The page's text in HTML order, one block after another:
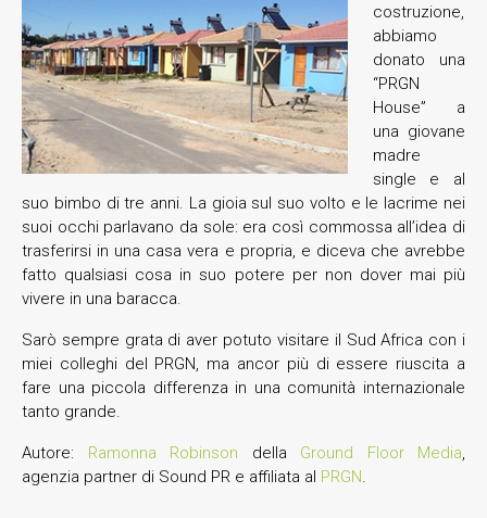
costruzione,
abbiamo
donato una
“PRGN
House” a
una giovane
madre
single e al
suo bimbo di tre anni. La gioia sul suo volto e le lacrime nei
suoi occhi parlavano da sole: era così commossa all’idea di
trasferirsi in una casa vera e propria, e diceva che avrebbe
fatto qualsiasi cosa in suo potere per non dover mai più
vivere in una baracca.
Sarò sempre grata di aver potuto visitare il Sud Africa con i
miei colleghi del PRGN, ma ancor più di essere riuscita a
fare una piccola differenza in una comunità internazionale
tanto grande.
Autore: Ramonna Robinson della Ground Floor Media,
agenzia partner di Sound PR e affiliata al PRGN.